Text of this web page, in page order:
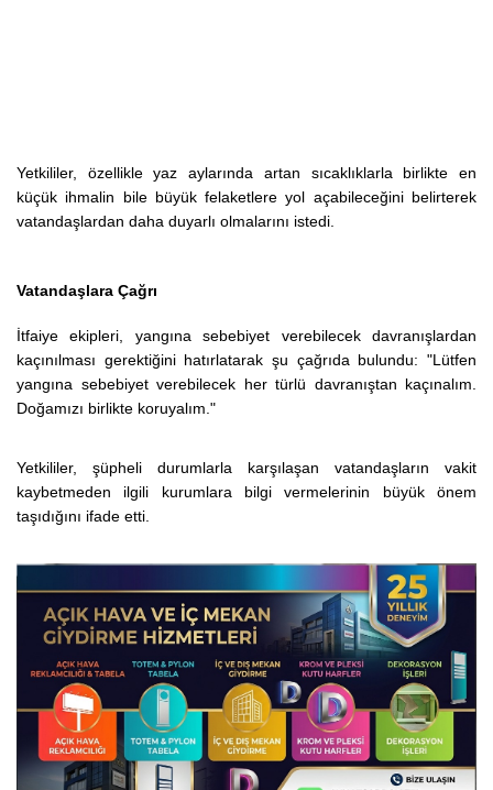
Yetkililer, özellikle yaz aylarında artan sıcaklıklarla birlikte en
küçük ihmalin bile büyük felaketlere yol açabileceğini belirterek
vatandaşlardan daha duyarlı olmalarını istedi.
Vatandaşlara Çağrı
İtfaiye ekipleri, yangına sebebiyet verebilecek davranışlardan
kaçınılması gerektiğini hatırlatarak şu çağrıda bulundu: "Lütfen
yangına sebebiyet verebilecek her türlü davranıştan kaçınalım.
Doğamızı birlikte koruyalım."
Yetkililer, şüpheli durumlarla karşılaşan vatandaşların vakit
kaybetmeden ilgili kurumlara bilgi vermelerinin büyük önem
taşıdığını ifade etti.